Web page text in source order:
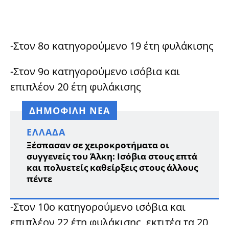
-Στον 8ο κατηγορούμενο 19 έτη φυλάκισης
-Στον 9ο κατηγορούμενο ισόβια και
επιπλέον 20 έτη φυλάκισης
ΔΗΜΟΦΙΛΗ ΝΕΑ
ΕΛΛΆΔΑ
Ξέσπασαν σε χειροκροτήματα οι
συγγενείς του Άλκη: Ισόβια στους επτά
και πολυετείς καθείρξεις στους άλλους
πέντε
-Στον 10ο κατηγορούμενο ισόβια και